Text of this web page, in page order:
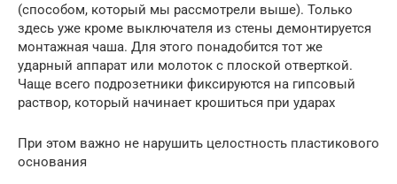
(способом, который мы рассмотрели выше). Только
здесь уже кроме выключателя из стены демонтируется
монтажная чаша. Для этого понадобится тот же
ударный аппарат или молоток с плоской отверткой.
Чаще всего подрозетники фиксируются на гипсовый
раствор, который начинает крошиться при ударах
При этом важно не нарушить целостность пластикового
основания